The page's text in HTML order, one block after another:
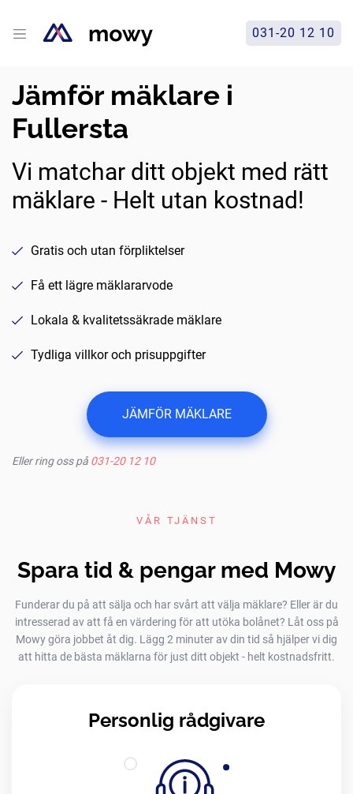
031-20 12 10
Jämför mäklare i
Fullersta
Vi matchar ditt objekt med rätt
mäklare - Helt utan kostnad!
Gratis och utan förpliktelser
Få ett lägre mäklararvode
Lokala & kvalitetssäkrade mäklare
Tydliga villkor och prisuppgifter
JÄMFÖR MÄKLARE
Eller ring oss på 031-20 12 10
VÅR TJÄNST
Spara tid & pengar med Mowy
Funderar du på att sälja och har svårt att välja mäklare? Eller är du
intresserad av att få en värdering för att utöka bolånet? Låt oss på
Mowy göra jobbet åt dig. Lägg 2 minuter av din tid så hjälper vi dig
att hitta de bästa mäklarna för just ditt objekt - helt kostnadsfritt.
Personlig rådgivare